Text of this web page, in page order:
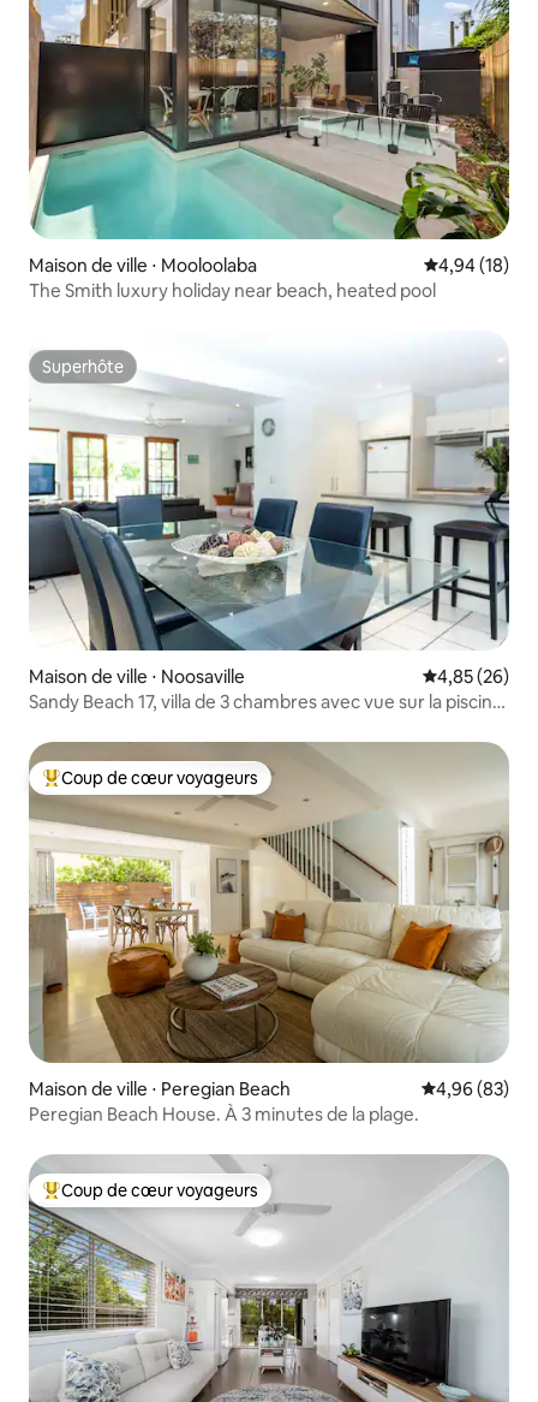
Maison de ville ⋅ Mooloolaba Évaluation
4,94 (18)
The Smith luxury holiday near beach, heated pool
Superhôte
Superhôte
Maison de ville ⋅ Noosaville Évaluation
4,85 (26)
Sandy Beach 17, villa de 3 chambres avec vue sur la piscine
Coups de cœur voyageurs les plus appréciés
Coup de cœur voyageurs
Maison de ville ⋅ Peregian Beach Évaluation
4,96 (83)
Peregian Beach House. À 3 minutes de la plage.
Coups de cœur voyageurs les plus appréciés
Coup de cœur voyageurs